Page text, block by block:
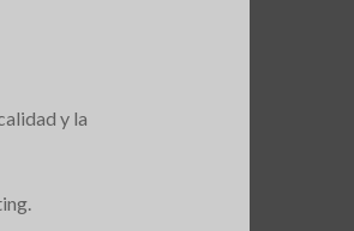
y la